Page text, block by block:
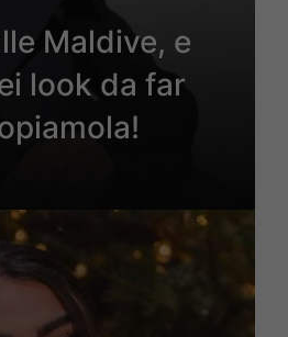
Maldive, e
look da far